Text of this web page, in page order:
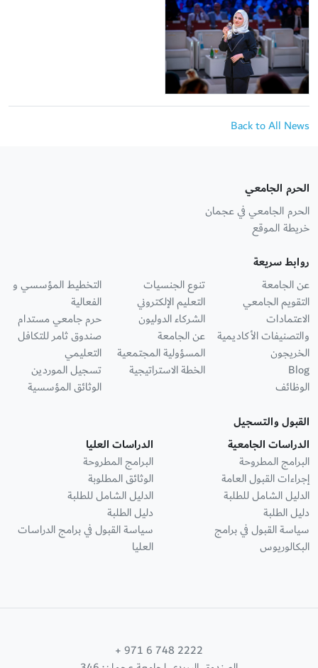
Back to All News
الحرم الجامعي
الحرم الجامعي في عجمان
خريطة الموقع
روابط سريعة
عن الجامعة
التقويم الجامعي
الاعتمادات
والتصنيفات الأكاديمية
الخريجون
Blog
الوظائف
تنوع الجنسيات
التعليم الإلكتروني
الشركاء الدوليون
عن الجامعة
المسؤولية المجتمعية
الخطة الاستراتيجية
التخطيط المؤسسي و
الفعالية
حرم جامعي مستدام
صندوق ثامر للتكافل
التعليمي
تسجيل الموردين
الوثائق المؤسسية
القبول والتسجيل
الدراسات الجامعية
البرامج المطروحة
إجراءات القبول العامة
الدليل الشامل للطلبة
دليل الطلبة
سياسة القبول في برامج
البكالوريوس
الدراسات العليا
البرامج المطروحة
الوثائق المطلوبة
الدليل الشامل للطلبة
دليل الطلبة
سياسة القبول في برامج الدراسات
العليا
+ 971 6 748 2222